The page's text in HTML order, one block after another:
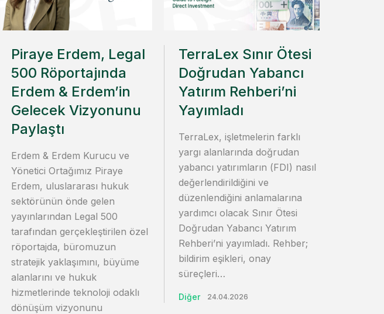
Piraye Erdem, Legal
500 Röportajında
Erdem & Erdem’in
Gelecek Vizyonunu
Paylaştı
Erdem & Erdem Kurucu ve
Yönetici Ortağımız Piraye
Erdem, uluslararası hukuk
sektörünün önde gelen
yayınlarından Legal 500
tarafından gerçekleştirilen özel
röportajda, büromuzun
stratejik yaklaşımını, büyüme
alanlarını ve hukuk
hizmetlerinde teknoloji odaklı
dönüşüm vizyonunu
TerraLex Sınır Ötesi
Doğrudan Yabancı
Yatırım Rehberi’ni
Yayımladı
TerraLex, işletmelerin farklı
yargı alanlarında doğrudan
yabancı yatırımların (FDI) nasıl
değerlendirildiğini ve
düzenlendiğini anlamalarına
yardımcı olacak Sınır Ötesi
Doğrudan Yabancı Yatırım
Rehberi’ni yayımladı. Rehber;
bildirim eşikleri, onay
süreçleri…
Diğer 24.04.2026